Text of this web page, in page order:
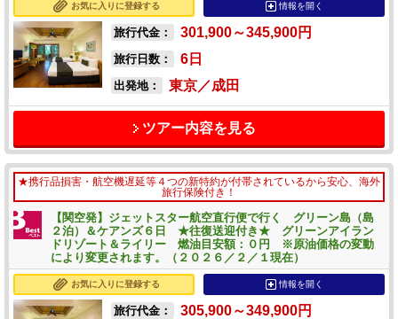
お気に入りに登録する 情報を開く
旅行代金： 301,900～345,900円
旅行日数： 6 日
出発地： 東京／成田
ツアー内容を見る
★携行品損害・航空機遅延等４つの新特約が付帯されているから安心、海外
旅行保険付き！
【関空発】ジェットスター航空直行便で行く グリーン島（島
２泊）＆ケアンズ６日 ★往復送迎付き★ グリーンアイラン
ドリゾート＆ライリー 燃油目安額：０円 ※原油価格の変動
により変更されます。（２０２６／２／１現在）
お気に入りに登録する 情報を開く
旅行代金： 305,900～349,900円